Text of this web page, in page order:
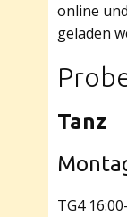
online
geladen
Tanz
TG4